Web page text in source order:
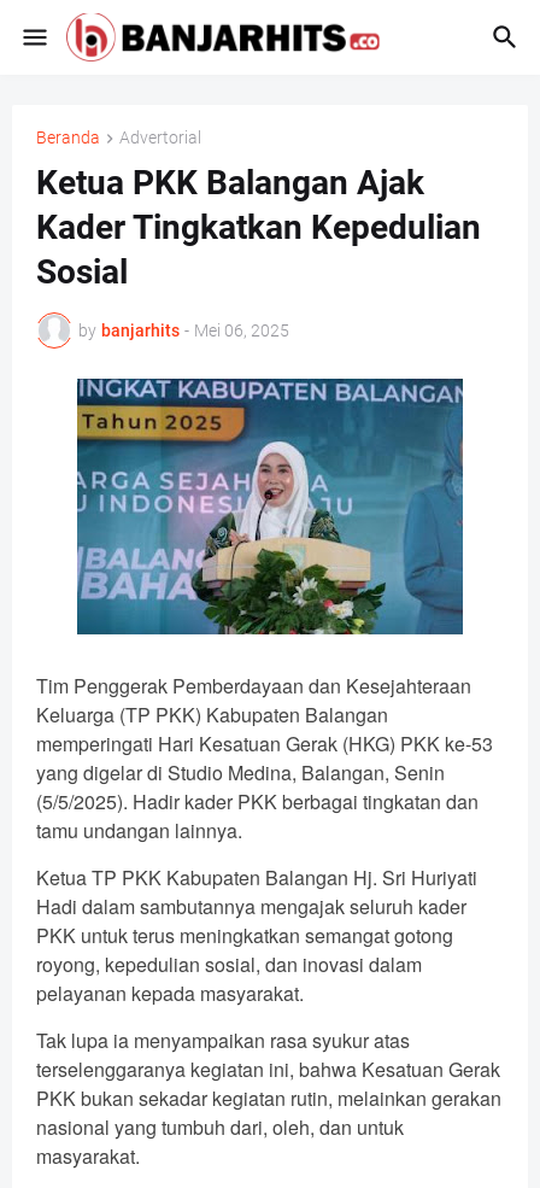
Beranda Advertorial
Ketua PKK Balangan Ajak
Kader Tingkatkan Kepedulian
Sosial
by banjarhits - Mei 06, 2025
Tim Penggerak Pemberdayaan dan Kesejahteraan
Keluarga (TP PKK) Kabupaten Balangan
memperingati Hari Kesatuan Gerak (HKG) PKK ke-53
yang digelar di Studio Medina, Balangan, Senin
(5/5/2025). Hadir kader PKK berbagai tingkatan dan
tamu undangan lainnya.
Ketua TP PKK Kabupaten Balangan Hj. Sri Huriyati
Hadi dalam sambutannya mengajak seluruh kader
PKK untuk terus meningkatkan semangat gotong
royong, kepedulian sosial, dan inovasi dalam
pelayanan kepada masyarakat.
Tak lupa ia menyampaikan rasa syukur atas
terselenggaranya kegiatan ini, bahwa Kesatuan Gerak
PKK bukan sekadar kegiatan rutin, melainkan gerakan
nasional yang tumbuh dari, oleh, dan untuk
masyarakat.